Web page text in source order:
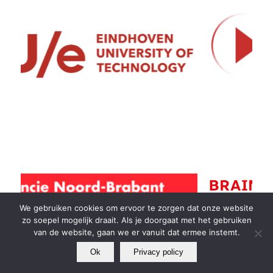
We gebruiken cookies om ervoor te zorgen dat onze website
zo soepel mogelijk draait. Als je doorgaat met het gebruiken
van de website, gaan we er vanuit dat ermee instemt.
Ok Privacy policy